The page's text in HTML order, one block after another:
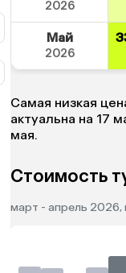
2026
Май
2026
Самая низкая
актуальна на 17
мая.
Стоимость
март - апрель 2026,